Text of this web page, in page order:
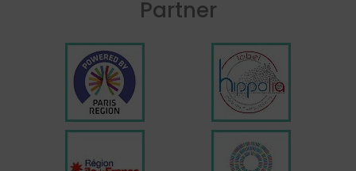
Partner